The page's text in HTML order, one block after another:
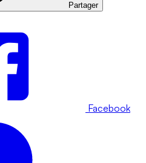
Partager
Facebook